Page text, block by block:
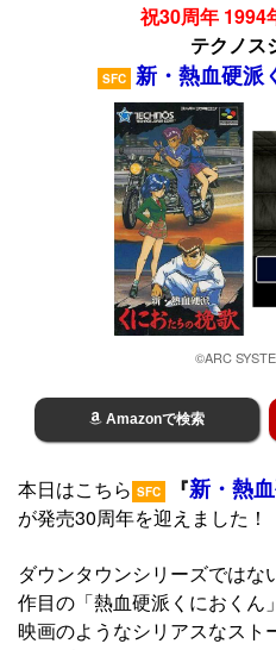
祝30周年 1994
テクノス
SFC 新・熱血硬派
©ARC
Amazonで検索
本日はこちら SFC 『新・熱
が発売30周年を迎えました！
ダウンタウンシリーズではな
作目の「熱血硬派くにおくん
映画のようなシリアスなスト